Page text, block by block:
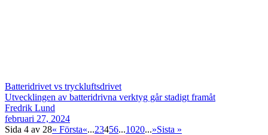
Batteridrivet vs tryckluftsdrivet
Utvecklingen av batteridrivna verktyg går stadigt framåt
Fredrik Lund
februari 27, 2024
Sida 4 av 28« Första«...23456...1020...»Sista »